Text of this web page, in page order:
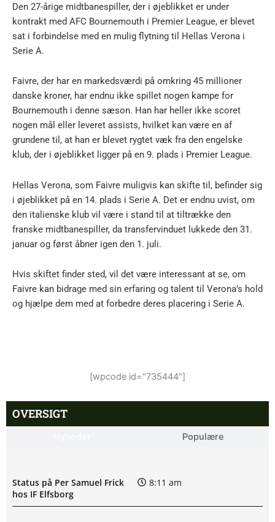
Den 27-årige midtbanespiller, der i øjeblikket er under
kontrakt med AFC Bournemouth i Premier League, er blevet
sat i forbindelse med en mulig flytning til Hellas Verona i
Serie A.
Faivre, der har en markedsværdi på omkring 45 millioner
danske kroner, har endnu ikke spillet nogen kampe for
Bournemouth i denne sæson. Han har heller ikke scoret
nogen mål eller leveret assists, hvilket kan være en af
grundene til, at han er blevet rygtet væk fra den engelske
klub, der i øjeblikket ligger på en 9. plads i Premier League.
Hellas Verona, som Faivre muligvis kan skifte til, befinder sig
i øjeblikket på en 14. plads i Serie A. Det er endnu uvist, om
den italienske klub vil være i stand til at tiltrække den
franske midtbanespiller, da transfervinduet lukkede den 31.
januar og først åbner igen den 1. juli.
Hvis skiftet finder sted, vil det være interessant at se, om
Faivre kan bidrage med sin erfaring og talent til Verona’s hold
og hjælpe dem med at forbedre deres placering i Serie A.
[wpcode id="735444"]
OVERSIGT
Populære
Status på Per Samuel Frick
hos IF Elfsborg
8:11 am